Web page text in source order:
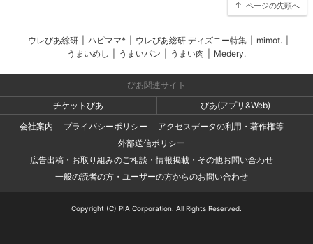
ページの先頭へ
ウレぴあ総研 ハピママ* ウレぴあ総研 ディズニー特集 mimot.
うまいめし
うまいパン うまい肉 Medery.
ぴあ関連サイト
チケットぴあ
ぴあ(アプリ&Web)
会社案内
プライバシーポリシー
アクセスデータの利用・著作権等
外部送信ポリシー
広告出稿・お取り組みのご相談・情報掲載・その他お問い合わせ
一般の読者の方・ユーザーの方からのお問い合わせ
Copyright (C) PIA Corporation. All Rights Reserved.